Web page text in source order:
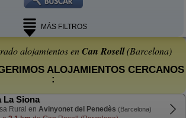
MÁS FILTROS
alojamientos enCan Rosell(Barcelona)
ALOJAMIENTOS CERCANOS
:
La Siona
Rural en Avinyonet del Penedès (Barcelona)